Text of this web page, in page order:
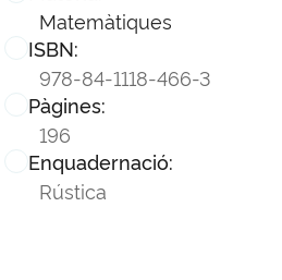
Matemàtiques
ISBN:
978-84-1118-466-3
Pàgines:
196
Enquadernació:
Rústica